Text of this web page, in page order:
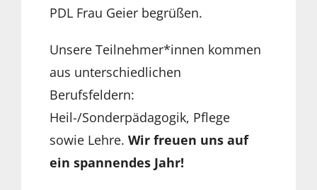
PDL Frau Geier begrüßen.
Unsere Teilnehmer*innen kommen
aus unterschiedlichen
Berufsfeldern:
Heil-/Sonderpädagogik, Pflege
sowie Lehre. Wir freuen uns auf
ein spannendes Jahr!